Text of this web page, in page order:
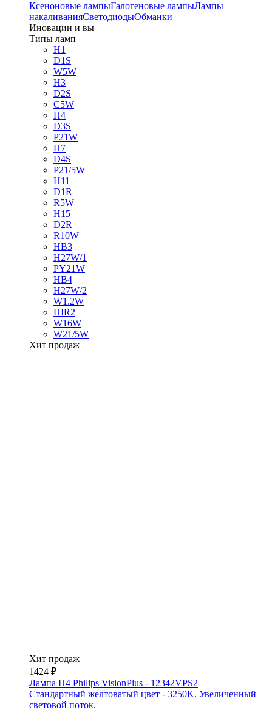
Ксеноновые лампыГалогеновые лампыЛампы
накаливанияСветодиодыОбманки
Иновации и вы
Типы ламп
H1
D1S
W5W
H3
D2S
C5W
H4
D3S
P21W
H7
D4S
P21/5W
H11
D1R
R5W
H15
D2R
R10W
HB3
H27W/1
PY21W
HB4
H27W/2
W1.2W
HIR2
W16W
W21/5W
Хит продаж
Хит продаж
1424 ₽
Лампа H4 Philips VisionPlus - 12342VPS2
Стандартный желтоватый цвет - 3250K. Увеличенный
световой поток.